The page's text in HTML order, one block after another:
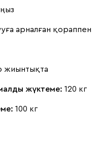
арналған қораппен
жиынтықта
жүктеме: 120 кг
100 кг